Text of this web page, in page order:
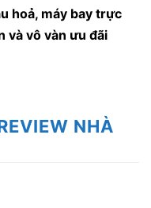
hoả, máy bay trực
và vô vàn ưu đãi
NHÀ